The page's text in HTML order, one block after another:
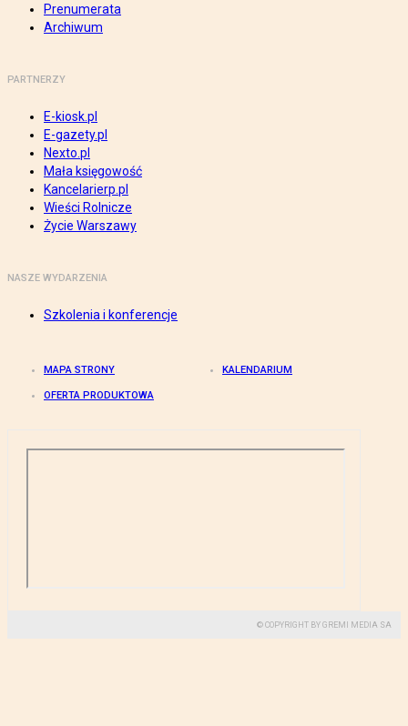
Prenumerata
Archiwum
PARTNERZY
E-kiosk.pl
E-gazety.pl
Nexto.pl
Mała księgowość
Kancelarierp.pl
Wieści Rolnicze
Życie Warszawy
NASZE WYDARZENIA
Szkolenia i konferencje
MAPA STRONY KALENDARIUM
OFERTA PRODUKTOWA
© COPYRIGHT BY GREMI MEDIA SA